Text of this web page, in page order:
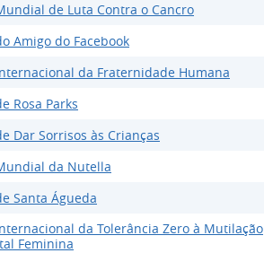
de Luta Contra o Cancro
Amigo do Facebook
da Fraternidade Humana
Rosa Parks
Dar Sorrisos às Crianças
da Nutella
Santa Águeda
da Tolerância Zero à Mutilação
Feminina